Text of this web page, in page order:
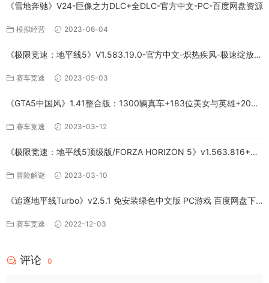
《雪地奔驰》V24-巨像之力DLC+全DLC-官方中文-PC-百度网盘资源
模拟经营 2023-06-04
《极限竞速：地平线5》V1.583.19.0-官方中文-炽热疾风-极速绽放
赛车竞速 2023-05-03
《GTA5中国风》1.41整合版：1300辆真车+183位美女与英雄+200%
赛车竞速 2023-03-12
《极限竞速：地平线5顶级版/FORZA HORIZON 5》v1.563.816+全
冒险解谜 2023-03-10
《追逐地平线Turbo》v2.5.1 免安装绿色中文版 PC游戏 百度网盘下
赛车竞速 2022-12-03
评论 0